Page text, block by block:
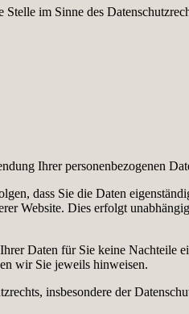
im Sinne des
Ihrer personenbezogenen
dass Sie die Daten
Website. Dies erfolgt
Daten für Sie keine Nachteile
wir Sie jeweils hinweisen.
insbesondere der